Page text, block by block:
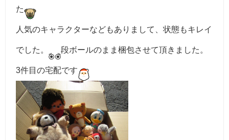
た
人気のキャラクターなどもありまして、状態もキレイ
でした。 段ボールのまま梱包させて頂きました。
3件目の宅配です